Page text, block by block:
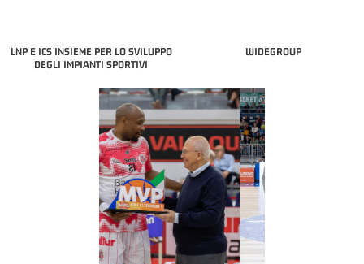
LNP E ICS INSIEME PER LO SVILUPPO
DEGLI IMPIANTI SPORTIVI
WIDEGROUP